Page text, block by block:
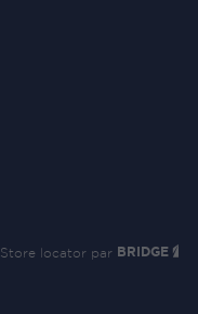
Store locator par BRIDGE